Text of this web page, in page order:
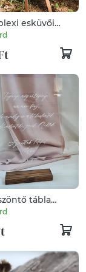
esküvői
tábla